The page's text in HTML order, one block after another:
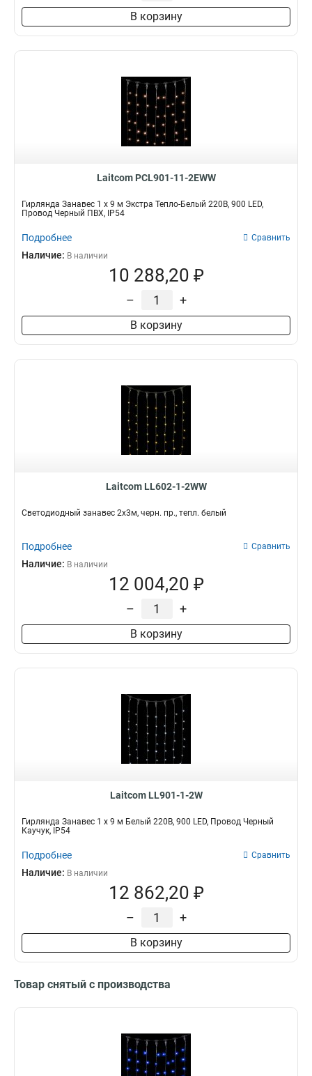
В корзину
Laitcom PCL901-11-2EWW
Гирлянда Занавес 1 x 9 м Экстра Тепло-Белый 220В, 900 LED,
Провод Черный ПВХ, IP54
Подробнее Сравнить
Наличие: В наличии
10 288,20 ₽
– +
В корзину
Laitcom LL602-1-2WW
Светодиодный занавес 2x3м, черн. пр., тепл. белый
Подробнее Сравнить
Наличие: В наличии
12 004,20 ₽
– +
В корзину
Laitcom LL901-1-2W
Гирлянда Занавес 1 x 9 м Белый 220В, 900 LED, Провод Черный
Каучук, IP54
Подробнее Сравнить
Наличие: В наличии
12 862,20 ₽
– +
В корзину
Товар снятый с производства